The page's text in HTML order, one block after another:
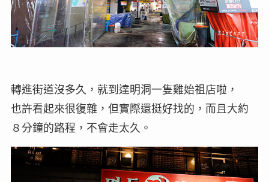
轉進街道沒多久，就到達明洞一隻雞始祖店啦，
也許看起來很復雜，但實際還挺好找的，而且大約
８分鐘的路程，不會走太久。